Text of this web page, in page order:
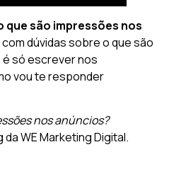
que são impressões nos
dúvidas sobre o que são
só escrever nos
vou te responder
nos anúncios?
WE Marketing Digital.